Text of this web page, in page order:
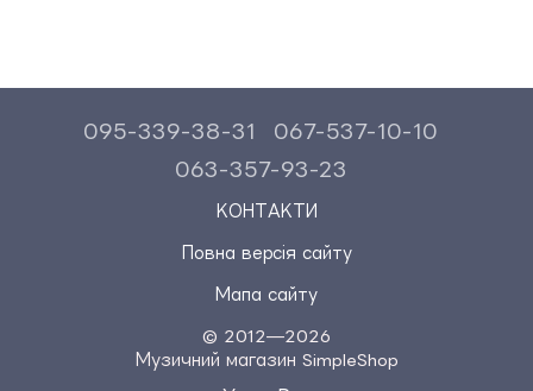
095-339-38-31
067-537-10-10
063-357-93-23
КОНТАКТИ
Повна версія сайту
Мапа сайту
© 2012—2026
Музичний магазин SimpleShop